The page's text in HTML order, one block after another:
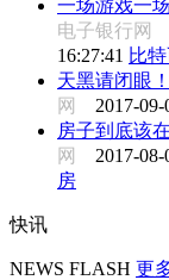
一场游戏一
电子银行网
16:27:41 比
天黑请闭眼
网 2017-
房子到底该
网 2017-
房
快讯
NEWS FLASH 更